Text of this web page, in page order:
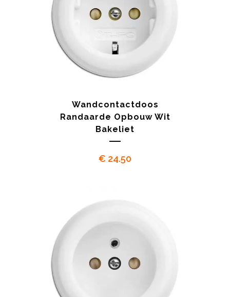
Wandcontactdoos
Randaarde Opbouw Wit
Bakeliet
€ 24.50